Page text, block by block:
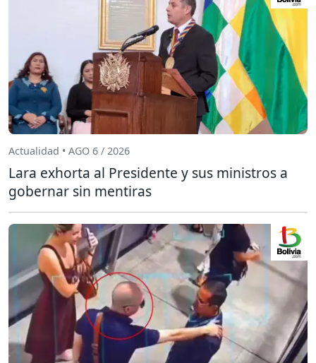
Actualidad • AGO 6 / 2026
Lara exhorta al Presidente y sus ministros a
gobernar sin mentiras